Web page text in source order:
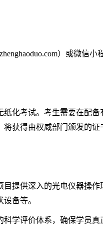
）或微信小
化考试。考生需要在配
获得由权威部门颁发的证
提供深入的光电仪器操
备等。
科学评价体系，确保学员